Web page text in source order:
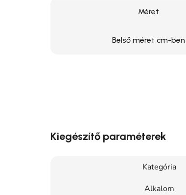
Méret
Belső méret cm-ben
Kiegészítő paraméterek
Kategória
Alkalom